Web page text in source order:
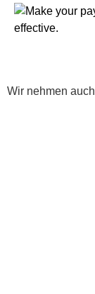
Wir nehmen